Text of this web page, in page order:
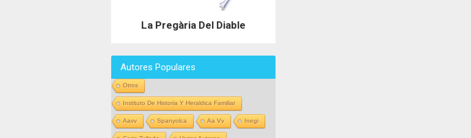
La Pregària Del Diable
Autores Populares
Otros
Instituto De Historia Y Heraldica Familiar
Aavv Spanyolca Aa Vv Inegi